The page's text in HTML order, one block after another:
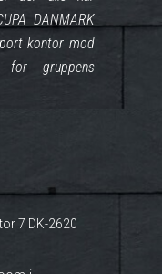
DANMARK
kontor mod
for gruppens
7 DK-2620